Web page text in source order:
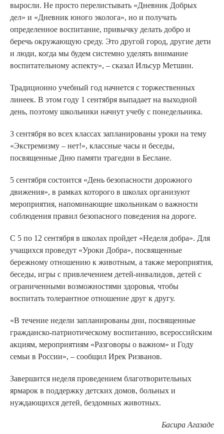
выросли. Не просто перелистывать «Дневник Добрых
дел» и «Дневник юного эколога», но и получать
определенное воспитание, привычку делать добро и
беречь окружающую среду. Это другой город, другие дети
и люди, когда мы будем системно уделять внимание
воспитательному аспекту», – сказал Ильсур Метшин.
Традиционно учебный год начнется с торжественных
линеек. В этом году 1 сентября выпадает на выходной
день, поэтому школьники начнут учебу с понедельника.
3 сентября во всех классах запланированы уроки на тему
«Экстремизму – нет!», классные часы и беседы,
посвященные Дню памяти трагедии в Беслане.
5 сентября состоится «День безопасности дорожного
движения», в рамках которого в школах организуют
мероприятия, напоминающие школьникам о важности
соблюдения правил безопасного поведения на дороге.
С 5 по 12 сентября в школах пройдет «Неделя добра». Для
учащихся проведут «Уроки Добра», посвященные
бережному отношению к животным, а также мероприятия,
беседы, игры с привлечением детей-инвалидов, детей с
ограниченными возможностями здоровья, чтобы
воспитать толерантное отношение друг к другу.
«В течение недели запланированы дни, посвященные
гражданско-патриотическому воспитанию, всероссийским
акциям, мероприятиям «Разговоры о важном» и Году
семьи в России», – сообщил Ирек Ризванов.
Завершится неделя проведением благотворительных
ярмарок в поддержку детских домов, больных и
нуждающихся детей, бездомных животных.
Басира Агазаде